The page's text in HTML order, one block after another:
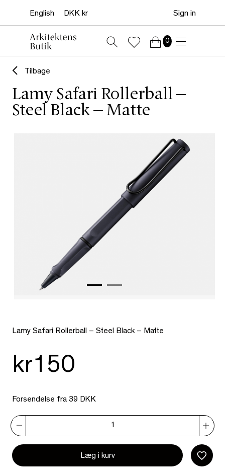
Sign in
0
Tilbage
Lamy Safari Rollerball –
Steel Black – Matte
Lamy Safari Rollerball – Steel Black – Matte
kr150
Forsendelse fra 39 DKK
Læg i kurv